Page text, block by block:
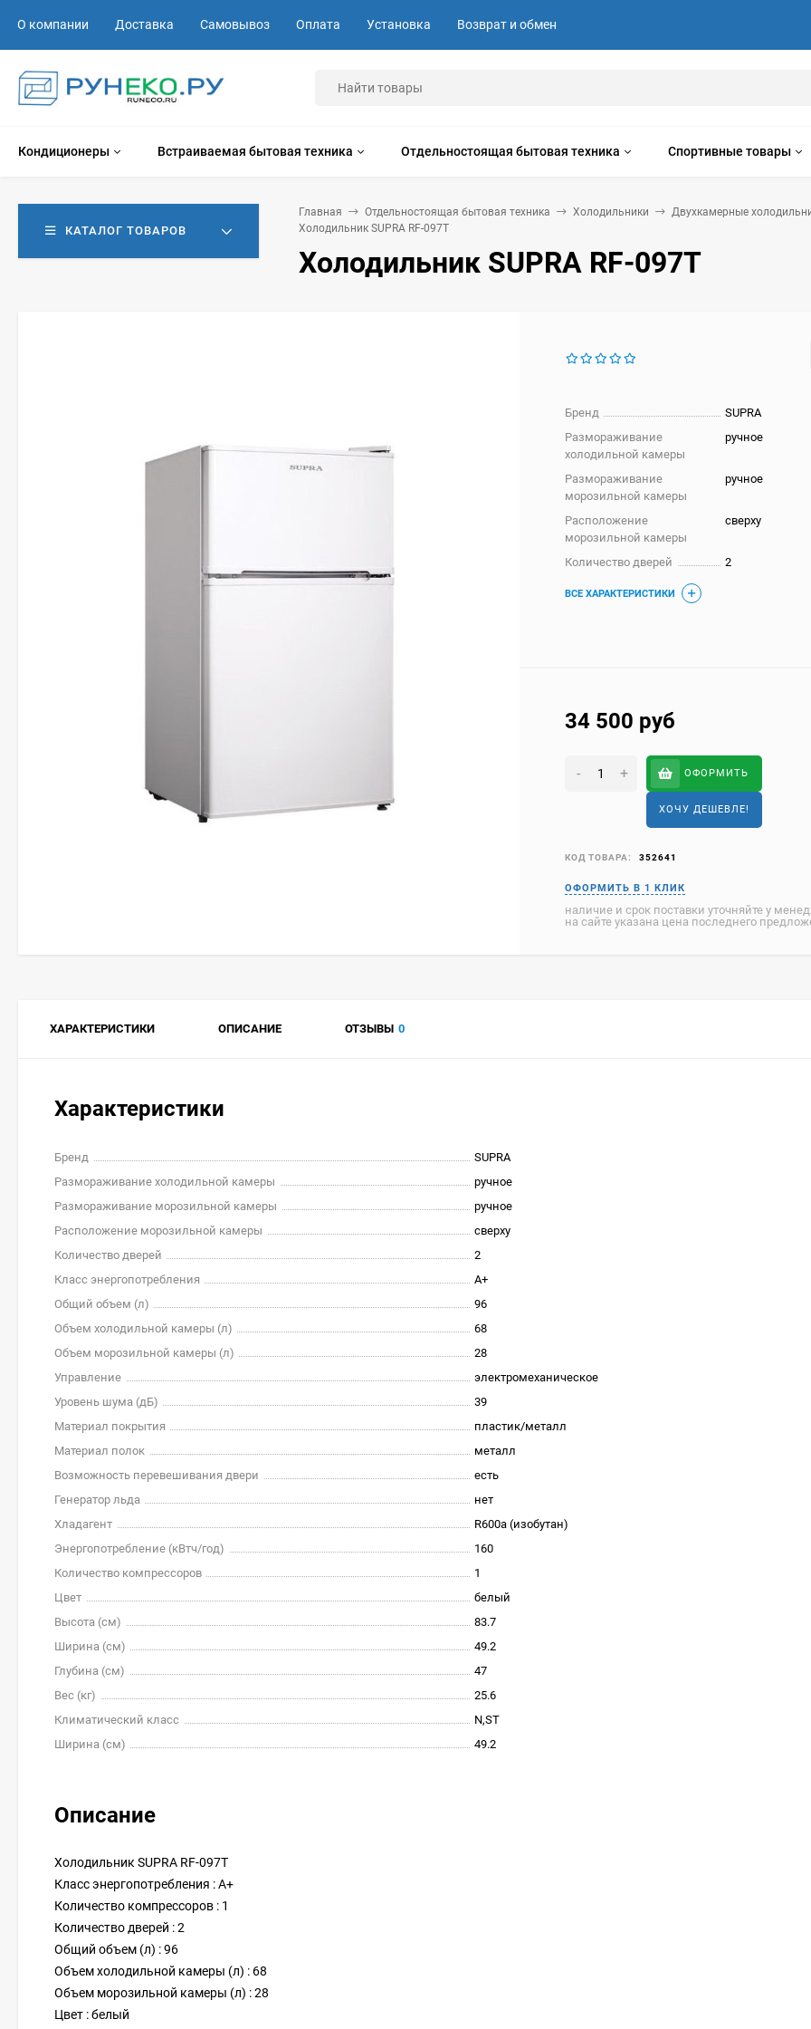
О компании Доставка Самовывоз Оплата Установка Возврат и обмен
Кондиционеры Встраиваемая бытовая техника Отдельностоящая бытовая техника Спортивные товары
КАТАЛОГ ТОВАРОВ
Главная Отдельностоящая бытовая техника Холодильники
Двухкамерные
Холодильник SUPRA RF-097T
Холодильник SUPRA RF-097T
Бренд
SUPRA
Размораживание
холодильной камеры
ручное
Размораживание
морозильной камеры
ручное
Расположение
морозильной камеры
сверху
Количество дверей 2
ВСЕ ХАРАКТЕРИСТИКИ
34 500 руб
- + ОФОРМИТЬ
ХОЧУ ДЕШЕВЛЕ!
КОД ТОВАРА: 352641
наличие и срок поставки уточняйте у
на сайте указана цена последнего
ХАРАКТЕРИСТИКИ ОПИСАНИЕ ОТЗЫВЫ 0
Характеристики
Бренд
SUPRA
Размораживание холодильной камеры
ручное
Размораживание морозильной камеры
ручное
Расположение морозильной камеры
сверху
Количество дверей
2
Класс энергопотребления
A+
Общий объем (л)
96
Объем холодильной камеры (л)
68
Объем морозильной камеры (л)
28
Управление
электромеханическое
Уровень шума (дБ)
39
Материал покрытия
пластик/металл
Материал полок
металл
Возможность перевешивания двери
есть
Генератор льда
нет
Хладагент
R600a (изобутан)
Энергопотребление (кВтч/год)
160
Количество компрессоров
1
Цвет
белый
Высота (см)
83.7
Ширина (см)
49.2
Глубина (см)
47
Вес (кг)
25.6
Климатический класс
N,ST
Ширина (см)
49.2
Описание
Холодильник SUPRA RF-097T
Класс энергопотребления : A+
Количество компрессоров : 1
Количество дверей : 2
Общий объем (л) : 96
Объем холодильной камеры (л) : 68
Объем морозильной камеры (л) : 28
Цвет : белый